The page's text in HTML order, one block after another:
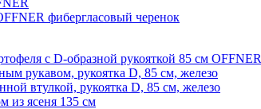
фибергласовый черенок
с D-образной рукояткой 85 см OFFNER
рукавом, рукоятка D, 85 см, железо
втулкой, рукоятка D, 85 см, железо
из ясеня 135 см